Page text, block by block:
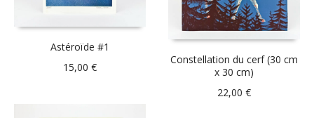
Astéroïde #1
15,00 €
Constellation du cerf (30 cm
x 30 cm)
22,00€